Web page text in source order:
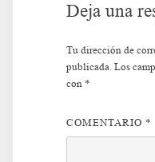
Deja una
Tu dirección de
publicada. Los
con *
COMENTARIO *